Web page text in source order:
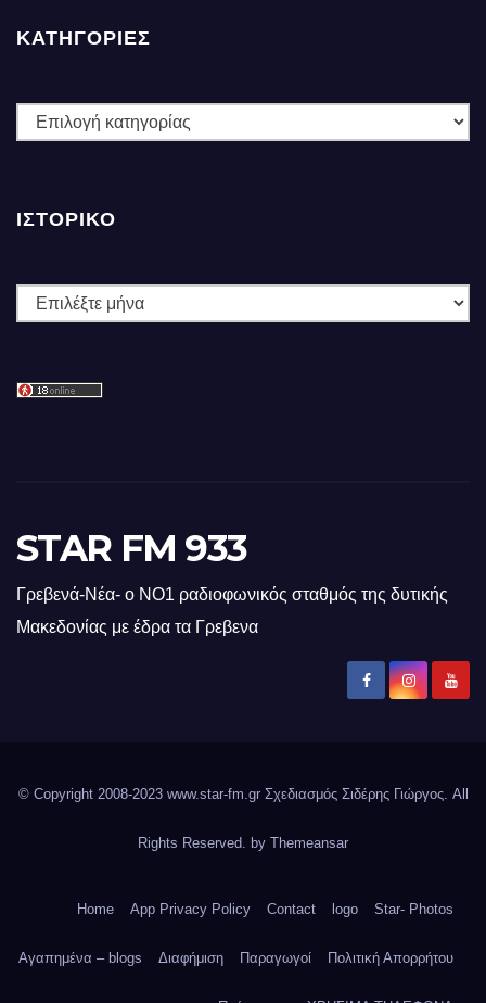
ΚΑΤΗΓΟΡΙΕΣ
ΚΑΤΗΓΟΡΙΕΣ
ΙΣΤΟΡΙΚΌ
Ιστορικό
STAR FM 933
Γρεβενά-Νέα- ο ΝΟ1 ραδιοφωνικός σταθμός της δυτικής
Μακεδονίας με έδρα τα Γρεβενα
© Copyright 2008-2023 www.star-fm.gr Σχεδιασμός Σιδέρης Γιώργος. All
Rights Reserved. by Themeansar
Home App Privacy Policy Contact logo Star- Photos
Αγαπημένα – blogs Διαφήμιση Παραγωγοί Πολιτική Απορρήτου